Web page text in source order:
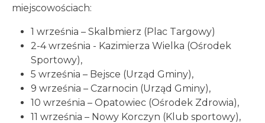
miejscowościach:
1 września – Skalbmierz (Plac Targowy)
2-4 września - Kazimierza Wielka (Ośrodek
Sportowy),
5 września – Bejsce (Urząd Gminy),
9 września – Czarnocin (Urząd Gminy),
10 września – Opatowiec (Ośrodek Zdrowia),
11 września – Nowy Korczyn (Klub sportowy),